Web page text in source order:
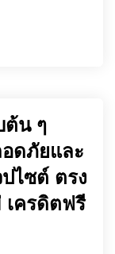
ต้น ๆ
ดภัยและ
ปไซต์ ตรง
เครดิตฟรี